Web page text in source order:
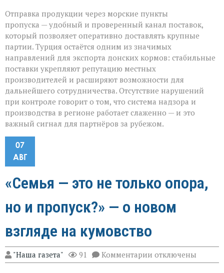
Отправка продукции через морские пункты
пропуска — удобный и проверенный канал поставок,
который позволяет оперативно доставлять крупные
партии. Турция остаётся одним из значимых
направлений для экспорта донских кормов: стабильные
поставки укрепляют репутацию местных
производителей и расширяют возможности для
дальнейшего сотрудничества. Отсутствие нарушений
при контроле говорит о том, что система надзора и
производства в регионе работает слаженно — и это
важный сигнал для партнёров за рубежом.
07
АВГ
«Семья — это не только опора,
но и пропуск?» — о новом
взгляде на кумовство
"Наша газета" 91 Комментарии к
записи
отключены